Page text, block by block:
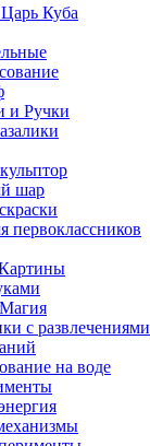
Куба
и Ручки
шар
первоклассников
с развлечениями
на воде